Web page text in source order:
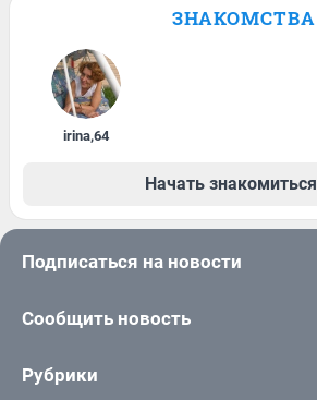
ЗНАКОМСТВА
irina,64
Начать знакомиться
Подписаться на новости
Сообщить новость
Рубрики